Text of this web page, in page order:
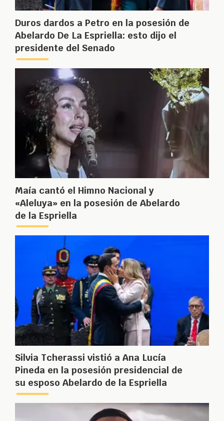
Duros dardos a Petro en la posesión de
Abelardo De La Espriella: esto dijo el
presidente del Senado
Maía cantó el Himno Nacional y
«Aleluya» en la posesión de Abelardo
de la Espriella
Silvia Tcherassi vistió a Ana Lucía
Pineda en la posesión presidencial de
su esposo Abelardo de la Espriella